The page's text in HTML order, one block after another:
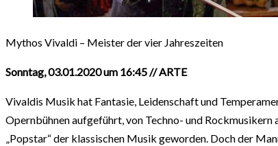
Mythos Vivaldi – Meister der vier Jahreszeiten
Sonntag, 03.01.2020 um 16:45 // ARTE
Vivaldis Musik hat Fantasie, Leidenschaft und
Opernbühnen aufgeführt, von Techno- und
„Popstar“ der klassischen Musik geworden. Doch der